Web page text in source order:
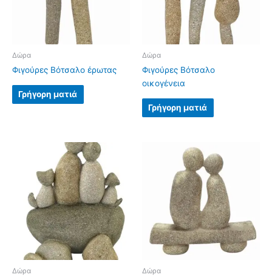
Δώρα
Φιγούρες Βότσαλο έρωτας
Γρήγορη ματιά
Δώρα
Φιγούρες Βότσαλο
οικογένεια
Γρήγορη ματιά
Δώρα Δώρα